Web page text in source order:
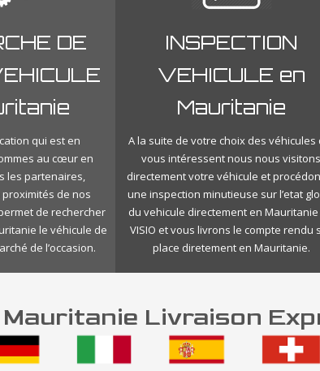
DE
qui est en
au cœur en
les partenaires,
de nos
de rechercher
le véhicule de
de l’occasion.
INSPECTION
VEHICULE en
Mauritanie
A la suite de votre choix des véhicules
vous intéressent nous nous visitons
directement votre véhicule et
une inspection minutieuse sur l’etat
du vehicule directement en Mauritanie
VISIO et vous livrons le compte rendu
place diretement en Mauritanie.
Livraison